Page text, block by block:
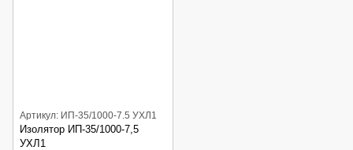
Артикул: ИП-35/1000-7.5 УХЛ1
Изолятор ИП-35/1000-7,5
УХЛ1